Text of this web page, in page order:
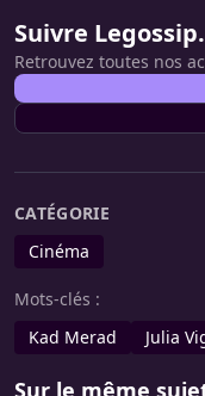
Suivre
Retrouvez toutes nos
CATÉGORIE
Cinéma
Mots-clés :
Kad Merad
Julia
Sur le même